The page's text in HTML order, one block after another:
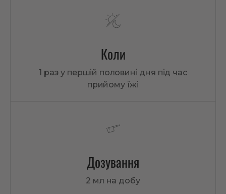
Коли
1 раз у першій половині дня під час
прийому їжі
Дозування
2 мл на добу